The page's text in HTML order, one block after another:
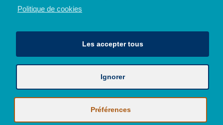
Avec le soutien de la Province de Liège
© 2026 - Tous droits réservés - JazzMania
Politique en matière de confidentialité et de vie privée
Politique de cookies
Les accepter tous
Ignorer
Préférences